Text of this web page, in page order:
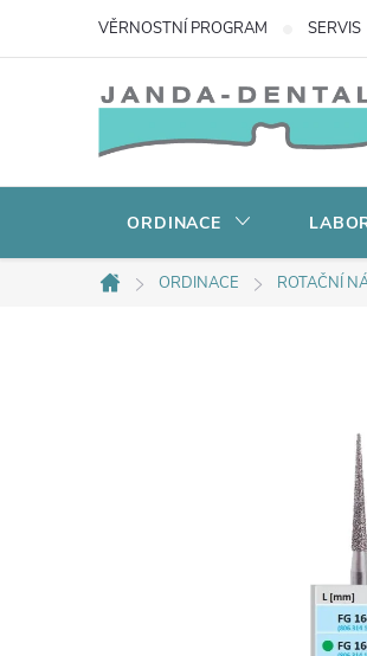
VĚRNOSTNÍ PROGRAM SERVIS
ORDINACE
Domů
ORDINACE ROTAČNÍ